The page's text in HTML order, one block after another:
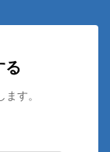
る
す。